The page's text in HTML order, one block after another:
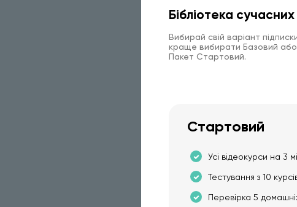
Бібліотека
Вибирай свій варіант
краще вибирати Базовий або
Пакет Стартовий.
Стартовий
Усі відеокурси на 3
Тестування з 10
Перевірка 5